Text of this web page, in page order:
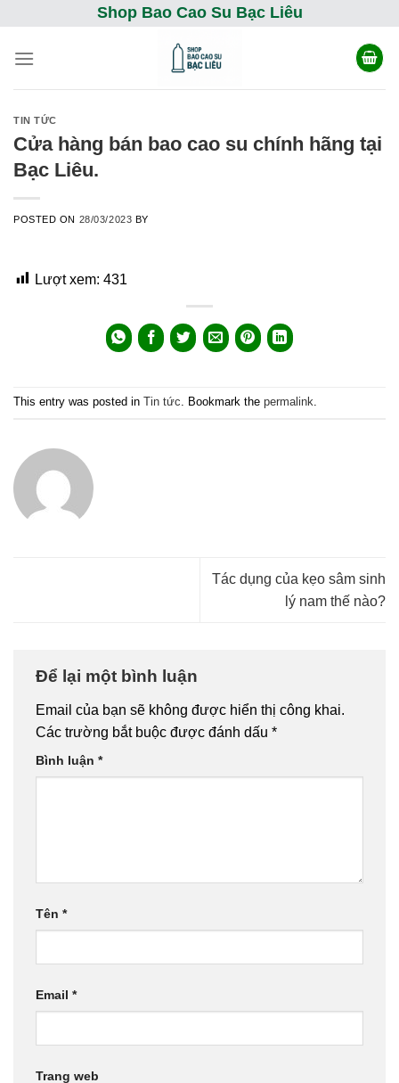
content
Shop Bao Cao Su Bạc Liêu
TIN TỨC
Cửa hàng bán bao cao su chính hãng tại
Bạc Liêu.
POSTED ON 28/03/2023 BY
Lượt xem: 431
This entry was posted in Tin tức. Bookmark the permalink.
Tác dụng của kẹo sâm sinh
lý nam thế nào?
Để lại một bình luận
Email của bạn sẽ không được hiển thị công khai.
Các trường bắt buộc được đánh dấu *
Bình luận *
Tên *
Email *
Trang web